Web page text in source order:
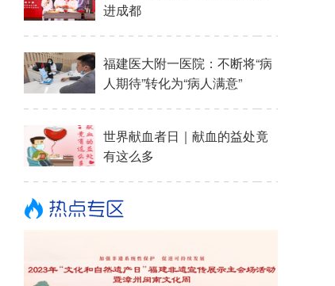
进成都
福建医大附一医院：不断将“病
人期待”转化为“病人满意”
世界献血者日｜献血的益处竟
有这么多